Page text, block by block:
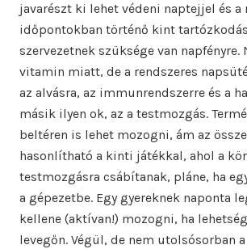
javarészt ki lehet védeni naptejjel és a
időpontokban történő kint
szervezetnek szüksége van napfényre.
vitamin miatt, de a rendszeres
az alvásra, az immunrendszerre és a
másik ilyen ok, az a testmozgás.
beltéren is lehet mozogni, ám az
hasonlítható a kinti játékkal, ahol a
testmozgásra csábítanak, pláne, ha
a gépezetbe. Egy gyereknek naponta
kellene (aktívan!) mozogni, ha
levegőn. Végül, de nem utolsósorban a